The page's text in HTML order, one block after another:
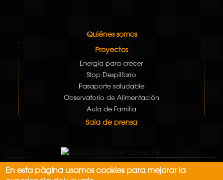
Quiénes somos
Proyectos
Energía para crecer
Stop Despilfarro
Pasaporte saludable
Observatorio de Alimentación
Aula de Familia
Sala de prensa
Aviso Legal
En esta página usamos cookies para mejorar la